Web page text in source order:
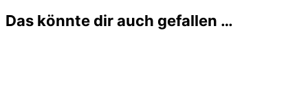
Das könnte dir auch gefallen …